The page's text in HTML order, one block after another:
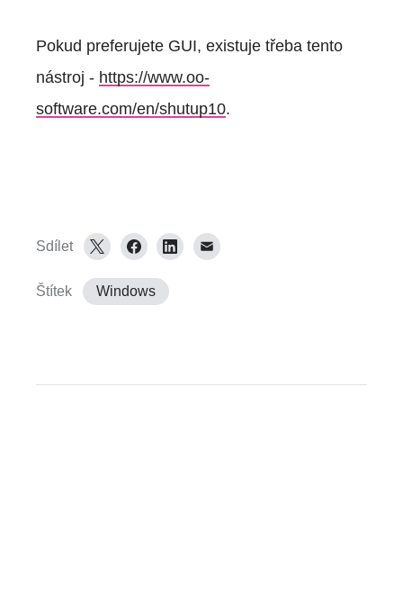
Pokud preferujete GUI, existuje třeba tento
nástroj - https://www.oo-
software.com/en/shutup10.
Sdílet
Štítek Windows